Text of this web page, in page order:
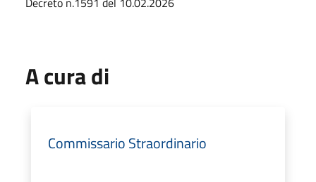
A cura di
Commissario Straordinario